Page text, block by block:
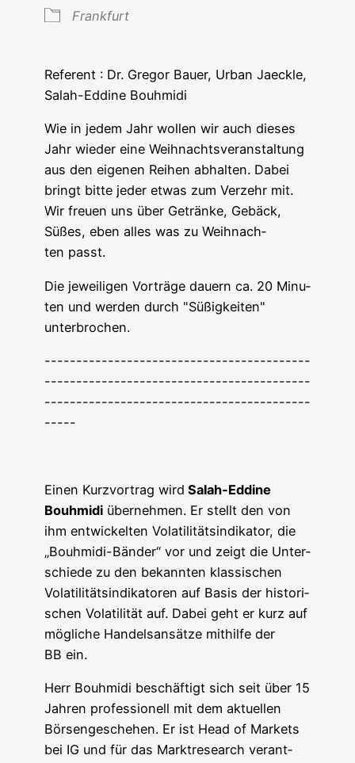
Frank­furt
Refe­rent : Dr. Gre­gor Bau­er, Urban Jaeck­le,
Salah-Eddi­ne Bouhmidi
Wie in jedem Jahr wol­len wir auch die­ses
Jahr wie­der eine Weih­nachts­ver­an­stal­tung
aus den eige­nen Rei­hen abhal­ten. Dabei
bringt bit­te jeder etwas zum Ver­zehr mit.
Wir freu­en uns über Geträn­ke, Gebäck,
Süßes, eben alles was zu Weih­nach­
ten passt.
Die jewei­li­gen Vor­trä­ge dau­ern ca. 20 Minu­
ten und wer­den durch "Süßig­kei­ten"
unterbrochen.
------------------------------------------
------------------------------------------
------------------------------------------
-----
Einen Kurz­vor­trag wird Salah-Eddi­ne
Bouhmidi über­neh­men. Er stellt den von
ihm ent­wi­ckel­ten Vola­ti­li­täts­in­di­ka­tor, die
„Bouhmidi-Bän­der“ vor und zeigt die Unter­
schie­de zu den bekann­ten klas­si­schen
Vola­ti­li­täts­in­di­ka­to­ren auf Basis der his­to­ri­
schen Vola­ti­li­tät auf. Dabei geht er kurz auf
mög­li­che Han­dels­an­sät­ze mit­hil­fe der
BB ein.
Herr Bouhmidi beschäf­tigt sich seit über 15
Jah­ren pro­fes­sio­nell mit dem aktu­el­len
Bör­sen­ge­sche­hen. Er ist Head of Mar­kets
bei IG und für das Marktre­se­arch ver­ant­